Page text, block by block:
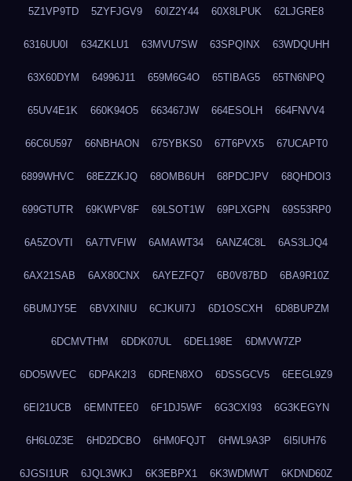
5Z1VP9TD 5ZYFJGV9 60IZ2Y44 60X8LPUK 62LJGRE8
6316UU0I 634ZKLU1 63MVU7SW 63SPQINX 63WDQUHH
63X60DYM 64996J11 659M6G4O 65TIBAG5 65TN6NPQ
65UV4E1K 660K94O5 663467JW 664ESOLH 664FNVV4
66C6U597 66NBHAON 675YBKS0 67T6PVX5 67UCAPT0
6899WHVC 68EZZKJQ 68OMB6UH 68PDCJPV 68QHDOI3
699GTUTR 69KWPV8F 69LSOT1W 69PLXGPN 69S53RP0
6A5ZOVTI 6A7TVFIW 6AMAWT34 6ANZ4C8L 6AS3LJQ4
6AX21SAB 6AX80CNX 6AYEZFQ7 6B0V87BD 6BA9R10Z
6BUMJY5E 6BVXINIU 6CJKUI7J 6D1OSCXH 6D8BUPZM
6DCMVTHM 6DDK07UL 6DEL198E 6DMVW7ZP
6DO5WVEC 6DPAK2I3 6DREN8XO 6DSSGCV5 6EEGL9Z9
6EI21UCB 6EMNTEE0 6F1DJ5WF 6G3CXI93 6G3KEGYN
6H6L0Z3E 6HD2DCBO 6HM0FQJT 6HWL9A3P 6I5IUH76
6JGSI1UR 6JQL3WKJ 6K3EBPX1 6K3WDMWT 6KDND60Z